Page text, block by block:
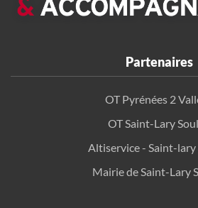
Partenaires
OT Pyrénées 2
OT Saint-Lary
Altiservice - Saint-lary
Mairie de Saint-Lary